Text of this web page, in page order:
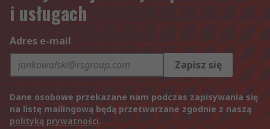
i usługach
Adres e-mail
Zapisz się
Dane osobowe przekazane nam podczas zapisywania się
na listę mailingową będą przetwarzane zgodnie z naszą
polityką prywatności.